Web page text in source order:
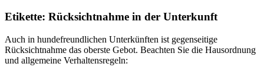
Etikette: Rücksichtnahme in der Unterkunft
Auch in hundefreundlichen Unterkünften ist gegenseitige
Rücksichtnahme das oberste Gebot. Beachten Sie die Hausordnung
und allgemeine Verhaltensregeln: